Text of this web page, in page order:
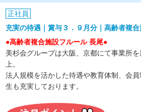
正社員
充実の待遇｜賞与３．９月分｜高齢者複
●高齢者複合施設フルール 長尾●
美杉会グループは大阪、京都にて事業所
上。
法人規模を活かした待遇や教育体制、会
生も充実しております。